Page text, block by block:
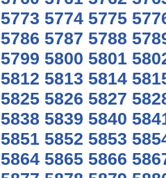
5773 5774 5775
5786 5787 5788
5799 5800 5801
5812 5813 5814
5825 5826 5827
5838 5839 5840
5851 5852 5853
5864 5865 5866